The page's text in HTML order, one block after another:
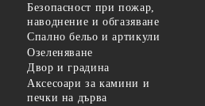
Безопасност при пожар,
наводнение и обгазяване
Спално бельо и артикули
Озеленяване
Двор и градина
Аксесоари за камини и
печки на дърва